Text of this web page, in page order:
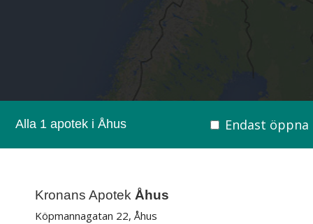
Alla 1 apotek i Åhus Endast
Kronans Apotek Åhus
Köpmannagatan 22, Åhus